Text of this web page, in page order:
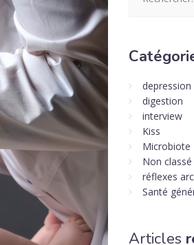
depression
digestion
interview
Kiss
Microbiote
Non classé
réflexes
Santé
Articles